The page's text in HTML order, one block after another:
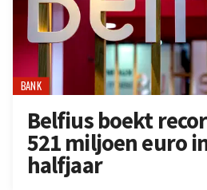
BANK
Belfius boekt
521 miljoen euro
halfjaar